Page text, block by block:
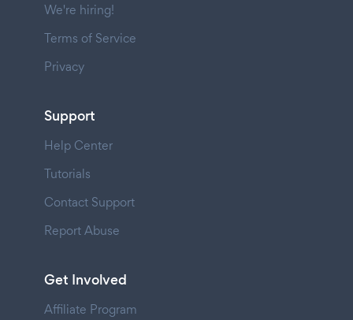
We're hiring!
Terms of Service
Privacy
Support
Help Center
Tutorials
Contact Support
Report Abuse
Get Involved
Affiliate Program